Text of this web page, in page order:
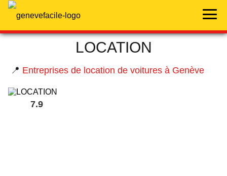
LOCATION
📍 Entreprises de location de voitures à Genève
7.9